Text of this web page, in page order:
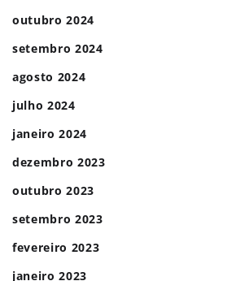
outubro 2024
setembro 2024
agosto 2024
julho 2024
janeiro 2024
dezembro 2023
outubro 2023
setembro 2023
fevereiro 2023
janeiro 2023